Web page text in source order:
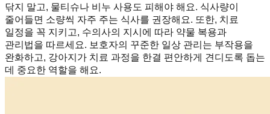
닦지 말고, 물티슈나 비누 사용도 피해야 해요. 식사량이
줄어들면 소량씩 자주 주는 식사를 권장해요. 또한, 치료
일정을 꼭 지키고, 수의사의 지시에 따라 약물 복용과
관리법을 따르세요. 보호자의 꾸준한 일상 관리는 부작용을
완화하고, 강아지가 치료 과정을 한결 편안하게 견디도록 돕는
데 중요한 역할을 해요.